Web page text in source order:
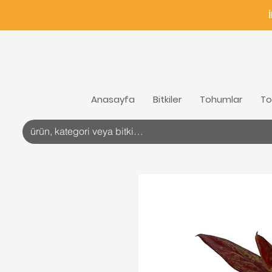
Anasayfa Bitkiler Tohumlar